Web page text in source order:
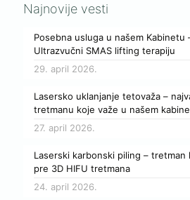
Najnovije vesti
Posebna usluga u našem Kabinetu
Ultrazvučni SMAS lifting terapiju
29. april 2026.
Lasersko uklanjanje tetovaža –
tretmanu koje važe u našem
27. april 2026.
Laserski karbonski piling –
pre 3D HIFU tretmana
24. april 2026.